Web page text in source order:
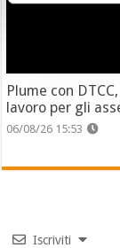
Plume con
lavoro per gli
06/08/26 15:53
Iscriviti